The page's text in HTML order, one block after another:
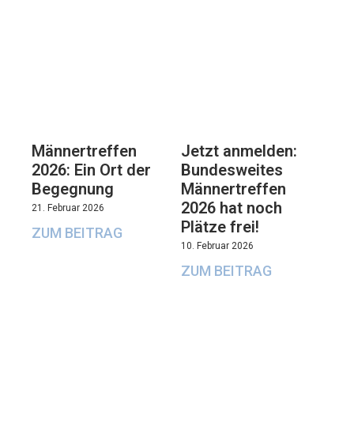
Männertreffen
2026: Ein Ort der
Begegnung
21. Februar 2026
ZUM BEITRAG
Jetzt anmelden:
Bundesweites
Männertreffen
2026 hat noch
Plätze frei!
10. Februar 2026
ZUM BEITRAG